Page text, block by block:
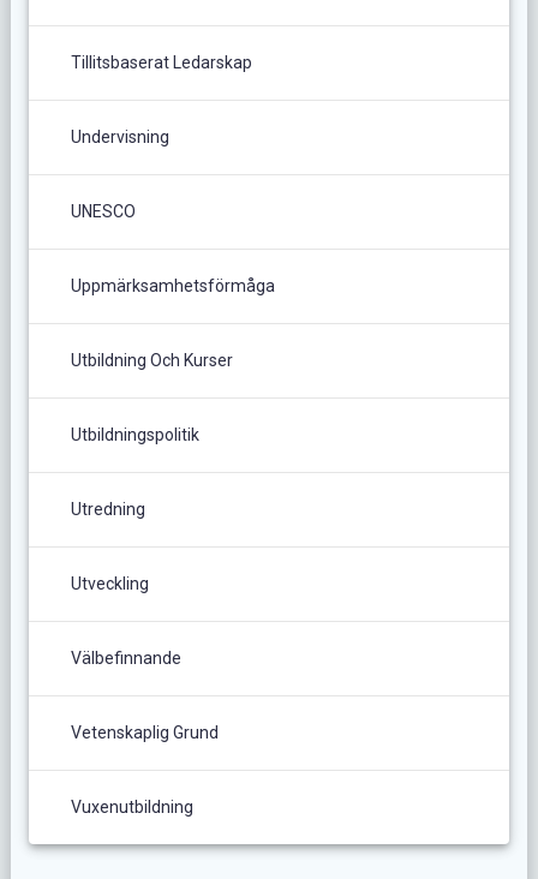
Tillitsbaserat Ledarskap
Undervisning
UNESCO
Uppmärksamhetsförmåga
Utbildning Och Kurser
Utbildningspolitik
Utredning
Utveckling
Välbefinnande
Vetenskaplig Grund
Vuxenutbildning